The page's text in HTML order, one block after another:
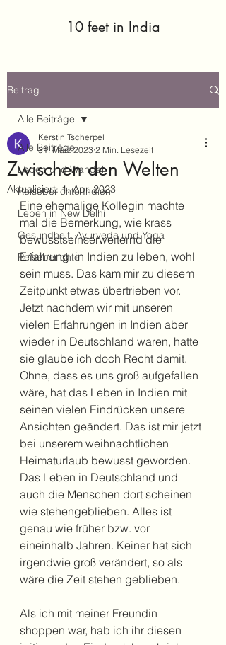
10 feet in India
Beitrag
Alle Beiträge
Leben und Wandel
Reiseberichte Indien
Leben in New Delhi
Gesundheit, Ayurveda und Yoga
Reiseberichte
Alle Beiträge
Zwischen den Welten
Kerstin Tscherpel
31. März 2023 2 Min. Lesezeit
Aktualisiert:1. Apr. 2023
Eine ehemalige Kollegin machte
mal die Bemerkung, wie krass
bewusstseinserweiternd die
Erfahrung  in Indien zu leben, wohl
sein muss. Das kam mir zu diesem
Zeitpunkt etwas übertrieben vor.
Jetzt nachdem wir mit unseren
vielen Erfahrungen in Indien aber
wieder in Deutschland waren, hatte
sie glaube ich doch Recht damit.
Ohne, dass es uns groß aufgefallen
wäre, hat das Leben in Indien mit
seinen vielen Eindrücken unsere
Ansichten geändert. Das ist mir jetzt
bei unserem weihnachtlichen
Heimaturlaub bewusst geworden.
Das Leben in Deutschland und
auch die Menschen dort scheinen
wie stehengeblieben. Alles ist
genau wie früher bzw. vor
eineinhalb Jahren. Keiner hat sich
irgendwie groß verändert, so als
wäre die Zeit stehen geblieben.
Als ich mit meiner Freundin
shoppen war, hab ich ihr diesen